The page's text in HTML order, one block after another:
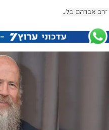
הרב אברהם בלס